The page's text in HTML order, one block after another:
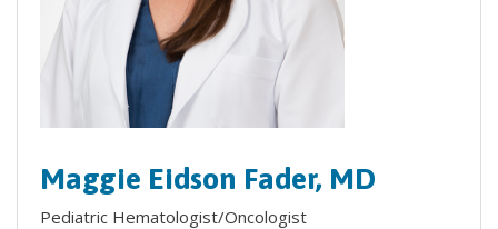
Maggie Eidson Fader, MD
Pediatric Hematologist/Oncologist